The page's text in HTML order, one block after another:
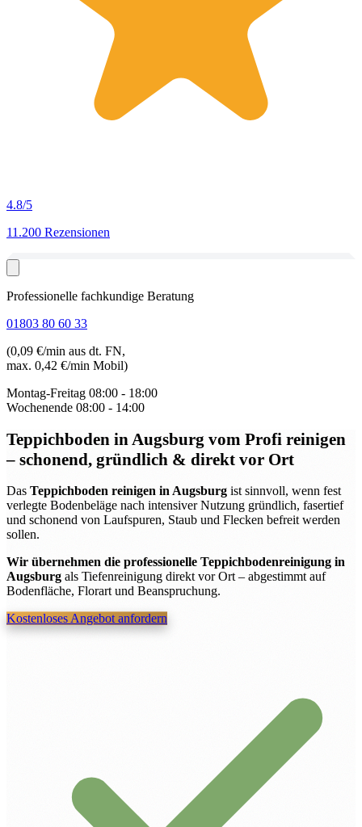
4.8/5
11.200 Rezensionen
Professionelle fachkundige Beratung
01803 80 60 33
(0,09 €/min aus dt. FN,
max. 0,42 €/min Mobil)
Montag-Freitag 08:00 - 18:00
Wochenende 08:00 - 14:00
Teppichboden in Augsburg vom Profi reinigen
– schonend, gründlich & direkt vor Ort
Das Teppichboden reinigen in Augsburg ist sinnvoll, wenn fest
verlegte Bodenbeläge nach intensiver Nutzung gründlich, fasertief
und schonend von Laufspuren, Staub und Flecken befreit werden
sollen.
Wir übernehmen die professionelle Teppichbodenreinigung in
Augsburg als Tiefenreinigung direkt vor Ort – abgestimmt auf
Bodenfläche, Florart und Beanspruchung.
Kostenloses Angebot anfordern